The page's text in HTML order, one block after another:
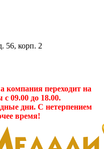
56, корп. 2
переходит на
09.00 до 18.00.
дни. С нетерпением
время!